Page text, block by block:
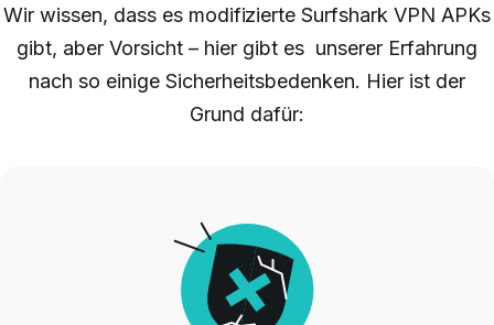
Wir wissen, dass es modifizierte Surfshark VPN APKs
gibt, aber Vorsicht – hier gibt es unserer Erfahrung
nach so einige Sicherheitsbedenken. Hier ist der
Grund dafür: